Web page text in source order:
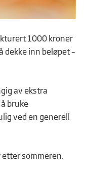
1000 kroner
dekke inn beløpet –
av ekstra
bruke
ved en generell
sommeren.